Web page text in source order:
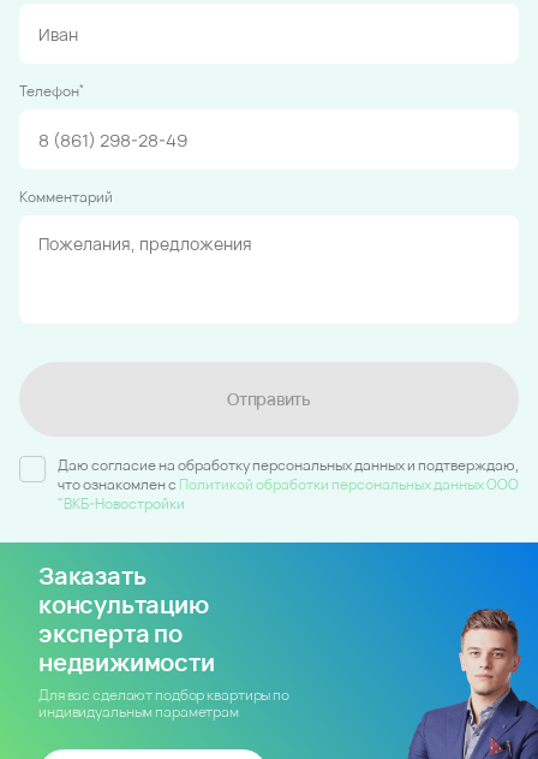
Телефон*
Комментарий
Отправить
Даю согласие на обработку персональных данных и подтверждаю,
что ознакомлен c Политикой обработки персональных данных ООО
"ВКБ-Новостройки
Заказать
консультацию
эксперта по
недвижимости
Для вас сделают подбор квартиры по
индивидуальным параметрам